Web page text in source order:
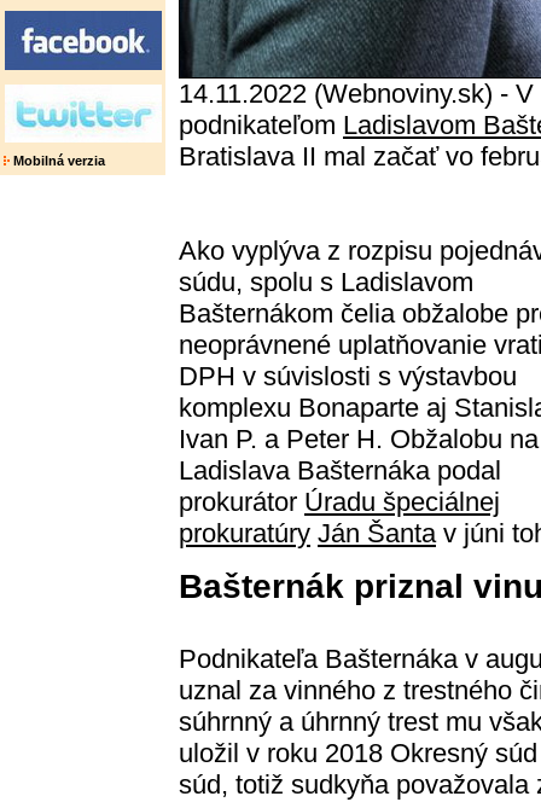
Mobilná verzia
14.11.2022 (Webnoviny.sk) -
podnikateľom Ladislavom
Bratislava II mal začať vo
Ako vyplýva z rozpisu
súdu, spolu s Ladislavom
Bašternákom čelia obžalobe
neoprávnené uplatňovanie
DPH v súvislosti s výstavbou
komplexu Bonaparte aj
Ivan P. a Peter H. Obžalobu na
Ladislava Bašternáka podal
prokurátor Úradu špeciálnej
prokuratúry Ján Šantav júni
Bašternák priznal
Podnikateľa Bašternáka v
uznal za vinného z trestného
súhrnný a úhrnný trest mu
uložil v roku 2018 Okresný
súd, totiž sudkyňa považovala